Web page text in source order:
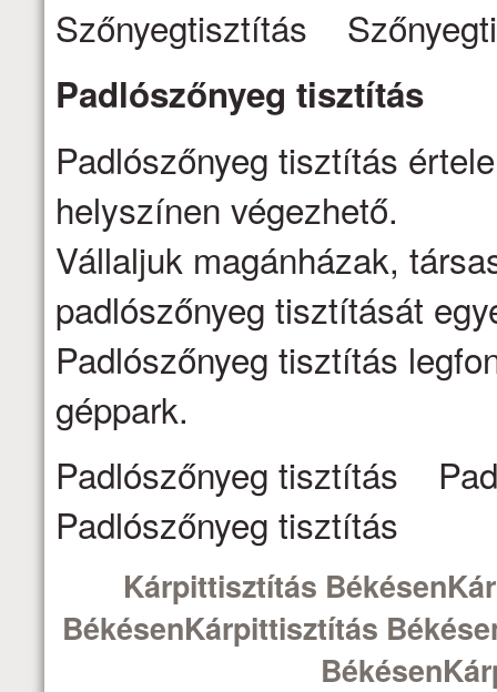
Szőnyegtisztítás
Padlószőnyeg tisztítás
Padlószőnyeg tisztítás
helyszínen végezhető.
Vállaljuk magánházak,
padlószőnyeg tisztítását
Padlószőnyeg tisztítás
géppark.
Padlószőnyeg tisztítás
Padlószőnyeg tisztítás
Kárpittisztítás
BékésenKárpittisztítás